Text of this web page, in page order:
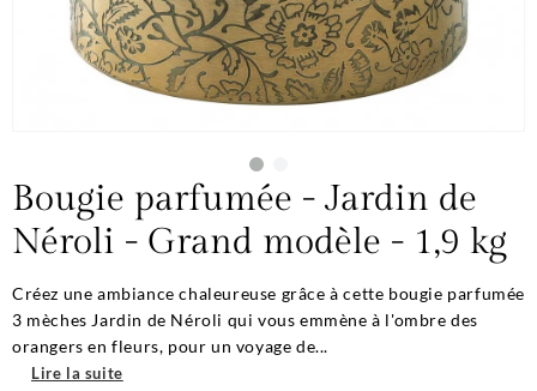
Bougie parfumée - Jardin de
Néroli - Grand modèle - 1,9 kg
Créez une ambiance chaleureuse grâce à cette bougie parfumée
3 mèches Jardin de Néroli qui vous emmène à l'ombre des
orangers en fleurs, pour un voyage de...
Lire la suite